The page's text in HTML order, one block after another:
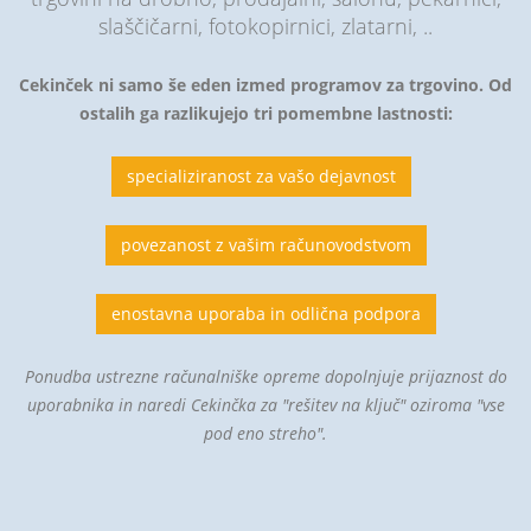
slaščičarni, fotokopirnici, zlatarni, ..
Cekinček ni samo še eden izmed programov za trgovino. Od
ostalih ga razlikujejo tri pomembne lastnosti:
specializiranost za vašo dejavnost
povezanost z vašim računovodstvom
enostavna uporaba in odlična podpora
Ponudba ustrezne računalniške opreme dopolnjuje prijaznost do
uporabnika in naredi Cekinčka za "rešitev na ključ" oziroma "vse
pod eno streho".